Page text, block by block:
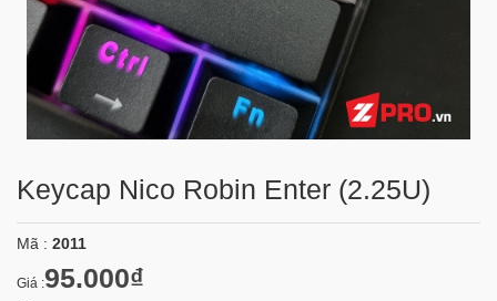
Keycap Nico Robin Enter (2.25U)
Mã : 2011
Giá :95.000₫